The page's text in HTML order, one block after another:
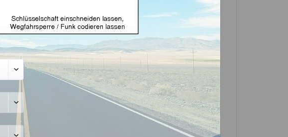
mit HON66 (Aftermarket Produkt)
*
Versandkosten
1-3 Werktage
In denWarenkorb